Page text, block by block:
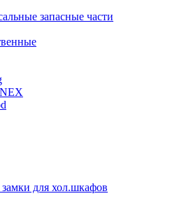
запасные части
для хол.шкафов